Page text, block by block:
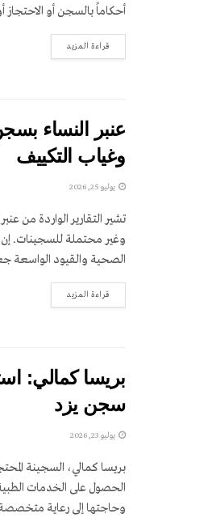
أحكاماً بالسجن أو
قراءة المزيدDETAILS
وغياب التكييف
يوليو 25, 2026
تشير التقارير الواردة من
وغير محتملة للسجينات. إن
الصحية والقيود الواسعة
قراءة المزيدDETAILS
بريسا كمالي:
سجن يزد
يوليو 23, 2026
بريسا كمالي، السجينة
الحصول على الخدمات
وحاجتها إلى رعاية